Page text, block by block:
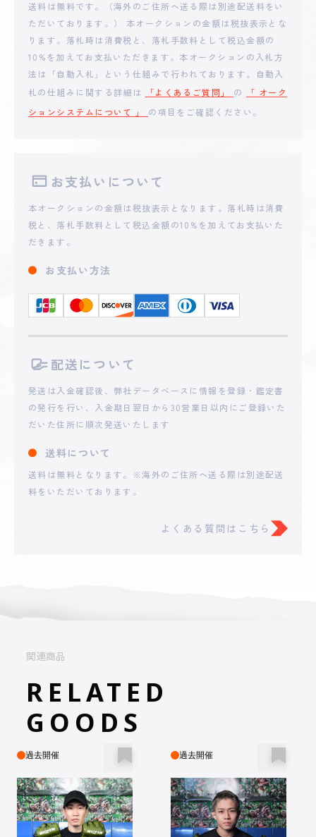
25,000
**mAcc 2025 - 05 - 10 16:17
24,000
2025 - 05 - 10 13:35
**mAcc
**kumi_rakusaa
**mAcc 2025 - 05 - 09 12:36
**zuvt
**keniki
**zuvt 2025 - 05 - 07 23:56
**sa.1128
7,733
**tsu_a7 2025 - 05 - 06 20:57
6,120
送料は無料です。（海外のご住所へ送る際は別途配送料をい
ただいております。） 本オークションの金額は税抜表示とな
ります。落札時は消費税と、落札手数料として税込金額の
10%を加えてお支払いただきます。本オークションの入札方
法は「自動入札」という仕組みで行われております。自動入
札の仕組みに関する詳細は
「よくあるご質問」 の
「 オーク
ションシステムについて 」 の項目をご確認ください。
お支払いについて
本オークションの金額は税抜表示となります。落札時は消費
税と、落札手数料として税込金額の10%を加えてお支払いた
だきます。
お支払い方法
配送について
発送は入金確認後、弊社データベースに情報を登録・鑑定書
の発行を行い、入金期日翌日から30営業日以内にご登録いた
だいた住所に順次発送いたします
送料について
送料は無料となります。※海外のご住所へ送る際は別途配送
料をいただいております。
よくある質問はこちら
関連商品
RELATED
GOODS
過去開催 過去開催